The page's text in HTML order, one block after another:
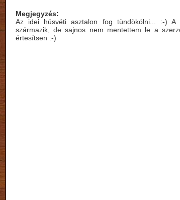
Megjegyzés:
Az idei húsvéti asztalon fog tündökölni... :-) A
származik, de sajnos nem mentettem le a
értesítsen :-)